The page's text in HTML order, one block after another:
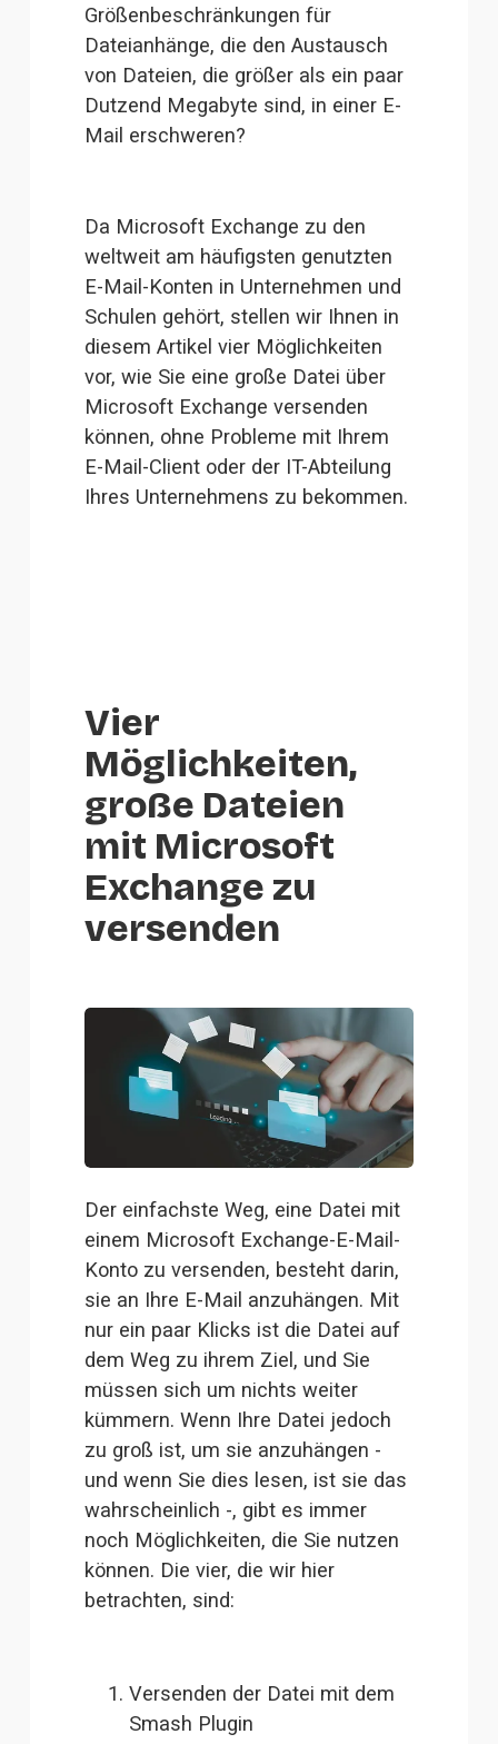
Größenbeschränkungen für
Dateianhänge, die den Austausch
von Dateien, die größer als ein paar
Dutzend Megabyte sind, in einer E-
Mail erschweren?
Da Microsoft Exchange zu den
weltweit am häufigsten genutzten
E-Mail-Konten in Unternehmen und
Schulen gehört, stellen wir Ihnen in
diesem Artikel vier Möglichkeiten
vor, wie Sie eine große Datei über
Microsoft Exchange versenden
können, ohne Probleme mit Ihrem
E-Mail-Client oder der IT-Abteilung
Ihres Unternehmens zu bekommen.
Vier
Möglichkeiten,
große Dateien
mit Microsoft
Exchange zu
versenden
Der einfachste Weg, eine Datei mit
einem Microsoft Exchange-E-Mail-
Konto zu versenden, besteht darin,
sie an Ihre E-Mail anzuhängen. Mit
nur ein paar Klicks ist die Datei auf
dem Weg zu ihrem Ziel, und Sie
müssen sich um nichts weiter
kümmern. Wenn Ihre Datei jedoch
zu groß ist, um sie anzuhängen -
und wenn Sie dies lesen, ist sie das
wahrscheinlich -, gibt es immer
noch Möglichkeiten, die Sie nutzen
können. Die vier, die wir hier
betrachten, sind:
Versenden der Datei mit dem
Smash Plugin